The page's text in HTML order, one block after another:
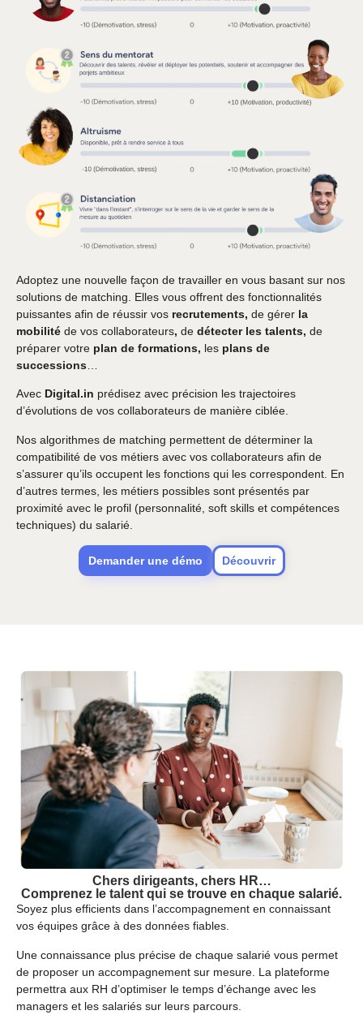
Adoptez une nouvelle façon de travailler en vous basant sur nos
solutions de matching. Elles vous offrent des fonctionnalités
puissantes afin de réussir vos recrutements, de gérer la
mobilité de vos collaborateurs, de détecter les talents, de
préparer votre plan de formations, les plans de
successions
Avec Digital.in prédisez avec précision les trajectoires
d’évolutions de vos collaborateurs de manière ciblée.
Nos algorithmes de matching permettent de déterminer la
compatibilité de vos métiers avec vos collaborateurs afin de
s’assurer qu’ils occupent les fonctions qui les correspondent. En
d’autres termes, les métiers possibles sont présentés par
proximité avec le profil (personnalité, soft skills et compétences
techniques) du salarié.
Demander une démo Découvrir
Chers dirigeants, chers HR…
Comprenez le talent qui se trouve en chaque salarié.
Soyez plus efficients dans l’accompagnement en connaissant
vos équipes grâce à des données fiables.
Une connaissance plus précise de chaque salarié vous permet
de proposer un accompagnement sur mesure. La plateforme
permettra aux RH d’optimiser le temps d’échange avec les
managers et les salariés sur leurs parcours.